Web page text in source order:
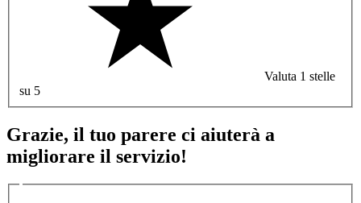
Valuta 1 stelle
su 5
Grazie, il tuo parere ci aiuterà a
migliorare il servizio!